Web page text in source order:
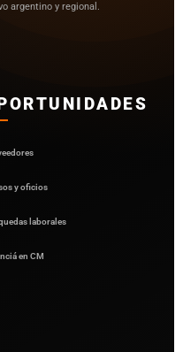
argentino y regional.
y oficios
laborales
en CM